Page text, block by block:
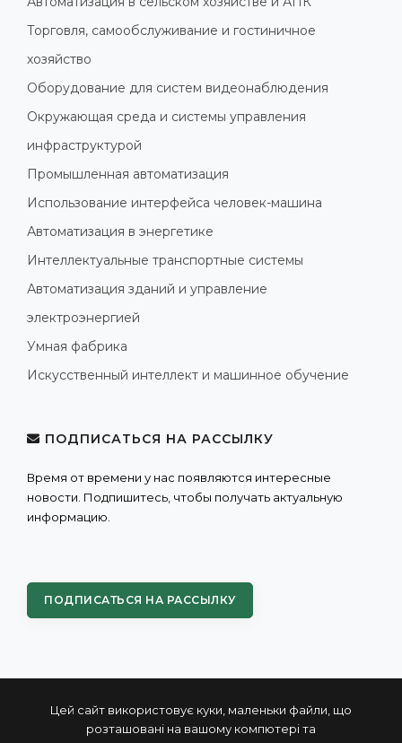
Цей сайт використовує куки, маленьки файли, що
розташовані на вашому компютері та
Торговля, самообслуживание и гостиничное
хозяйство
Оборудование для систем видеонаблюдения
Окружающая среда и системы управления
инфраструктурой
Промышленная автоматизация
Использование интерфейса человек-машина
Автоматизация в энергетике
Интеллектуальные транспортные системы
Автоматизация зданий и управление
электроэнергией
Умная фабрика
Искусственный интеллект и машинное обучение
ПОДПИСАТЬСЯ НА РАССЫЛКУ
Время от времени у нас появляются интересные
новости. Подпишитесь, чтобы получать актуальную
информацию.
ПОДПИСАТЬСЯ НА РАССЫЛКУ